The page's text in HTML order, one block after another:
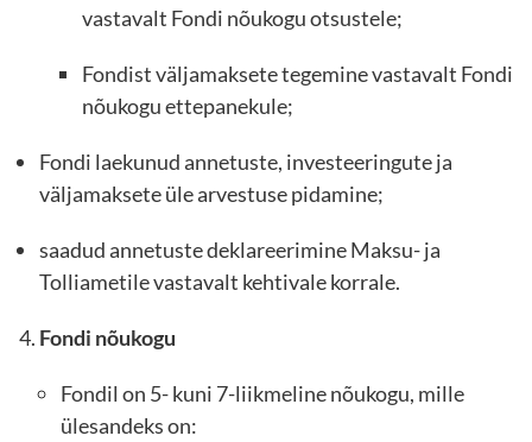
vastavalt Fondi nõukogu otsustele;
Fondist väljamaksete tegemine vastavalt Fondi
nõukogu ettepanekule;
Fondi laekunud annetuste, investeeringute ja
väljamaksete üle arvestuse pidamine;
saadud annetuste deklareerimine Maksu- ja
Tolliametile vastavalt kehtivale korrale.
Fondi nõukogu
Fondil on 5- kuni 7-liikmeline nõukogu, mille
ülesandeks on: